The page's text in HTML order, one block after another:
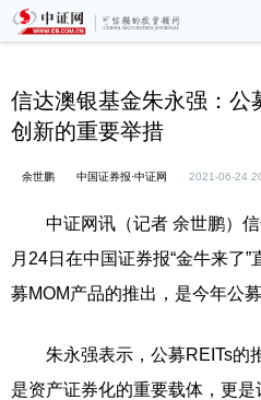
信达澳银基金朱永强：公
创新的重要举措
余世鹏 中国证券报·中证网 2021-06-24
中证网讯（记者 余世鹏）信
月24日在中国证券报“金牛来了
募MOM产品的推出，是今年公
朱永强表示，公募REITs的
是资产证券化的重要载体，更